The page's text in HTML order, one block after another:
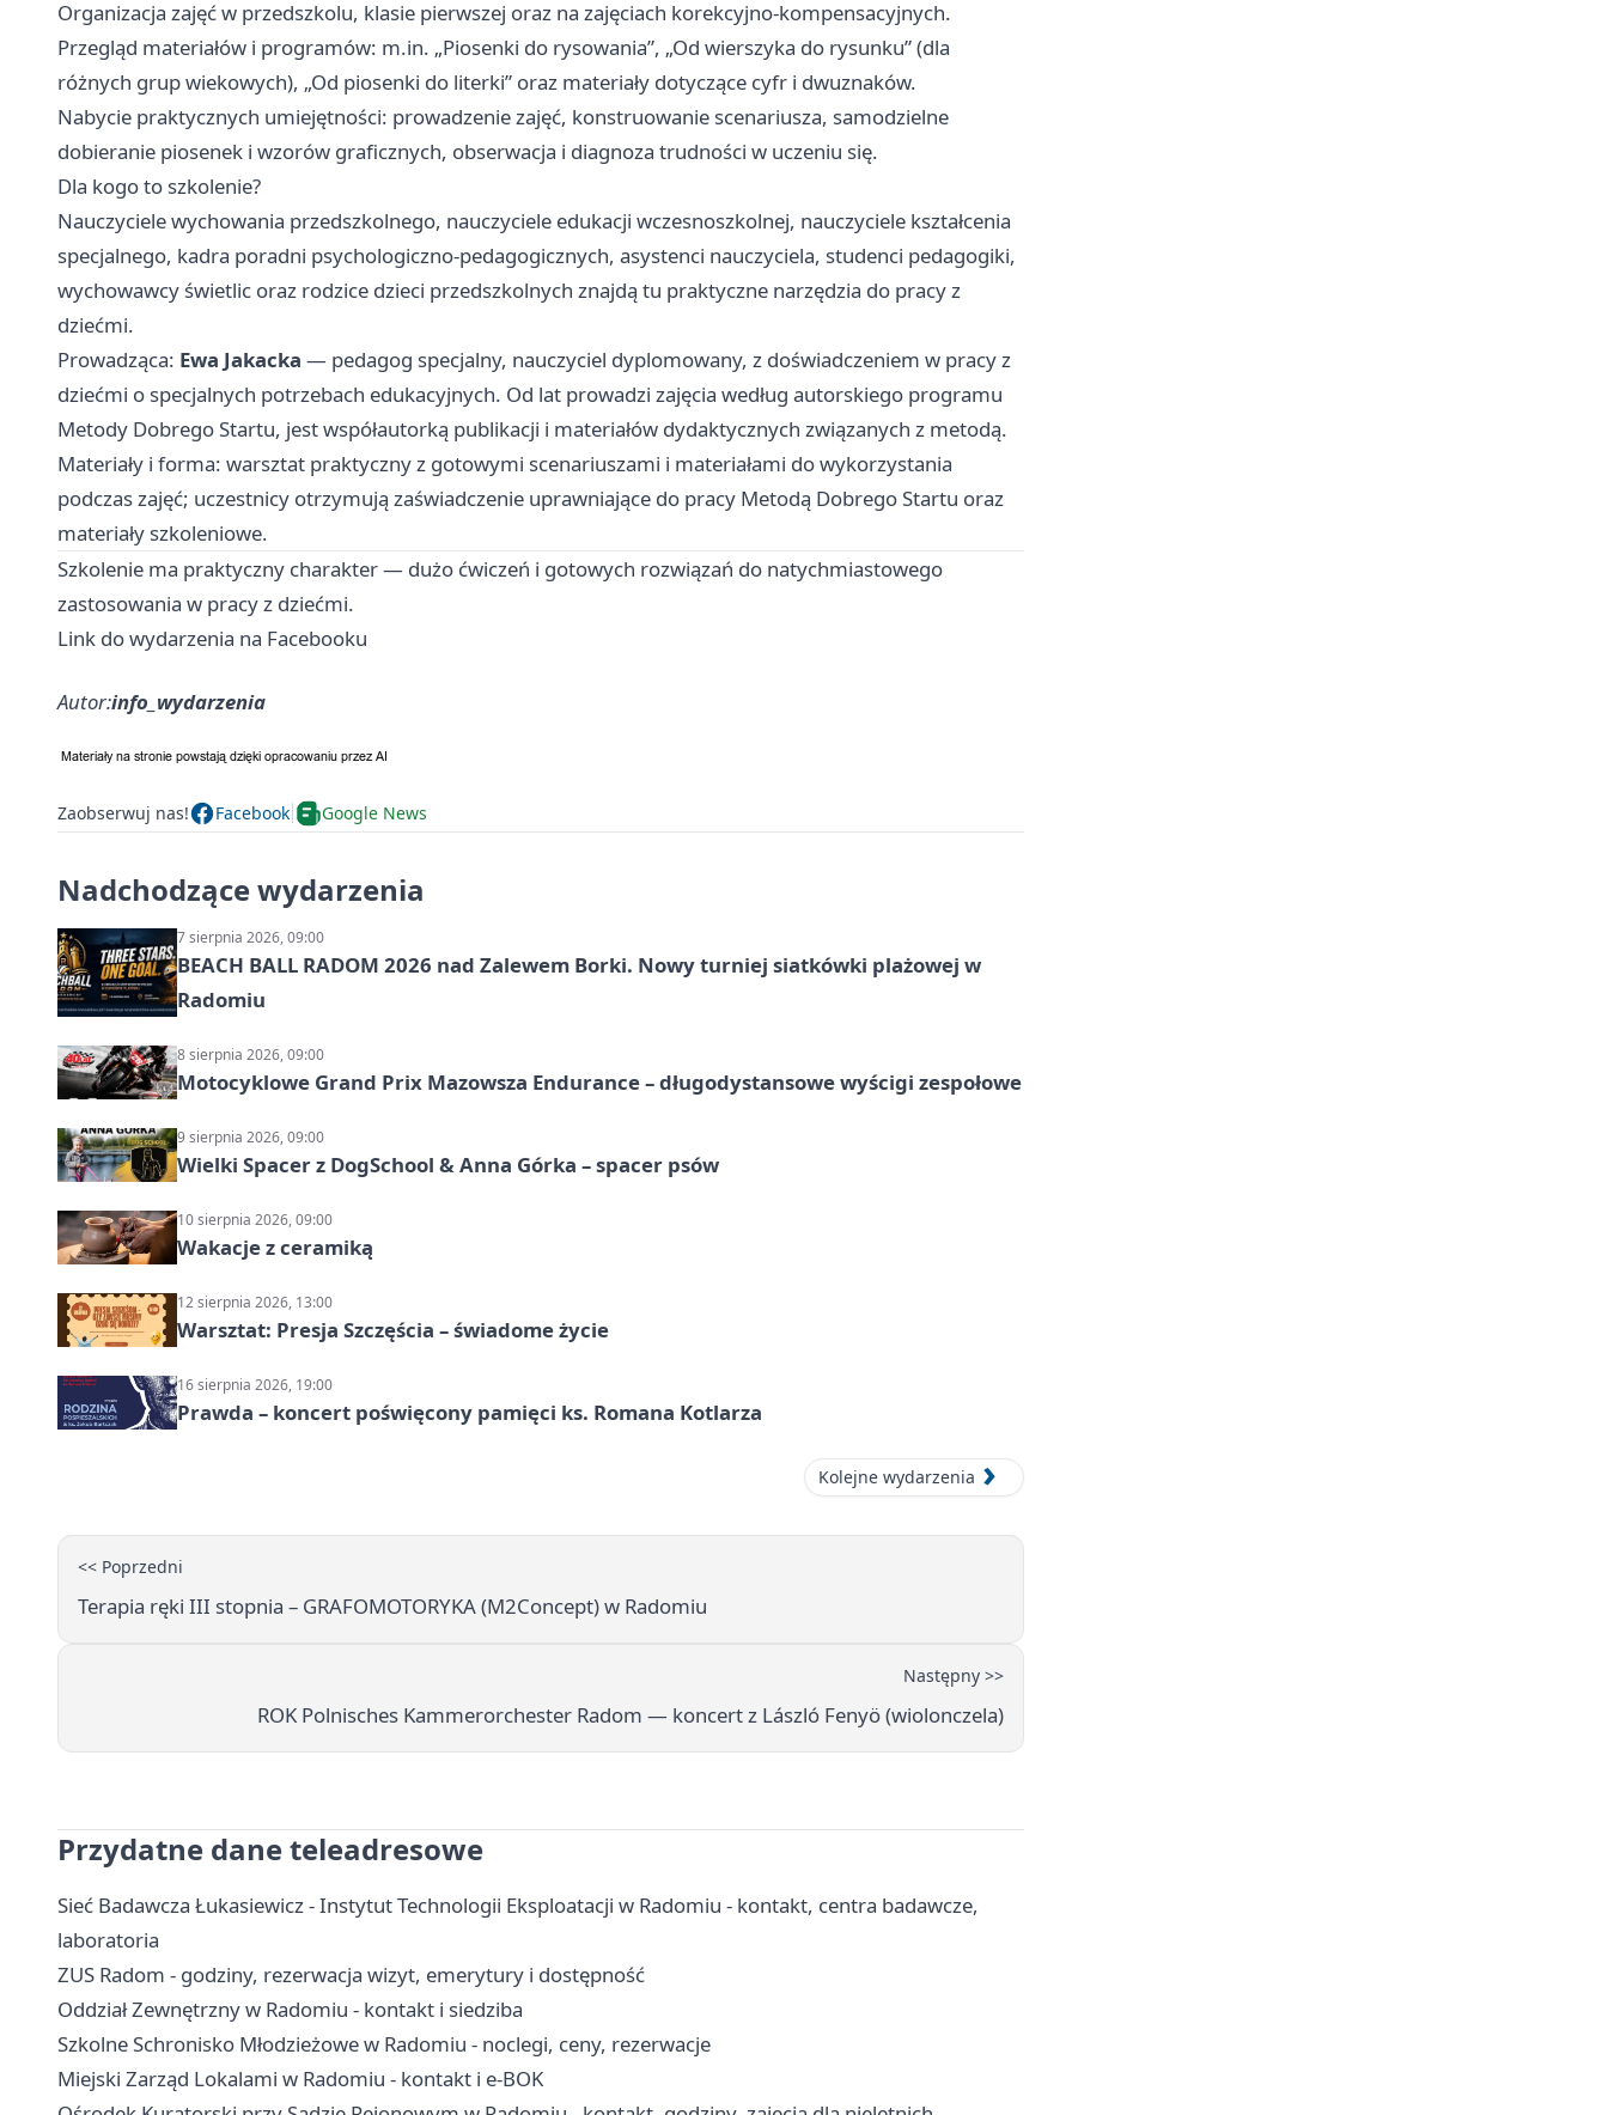
Organizacja zajęć w przedszkolu, klasie pierwszej oraz na zajęciach korekcyjno‑kompensacyjnych.
Przegląd materiałów i programów: m.in. „Piosenki do rysowania”, „Od wierszyka do rysunku” (dla
różnych grup wiekowych), „Od piosenki do literki” oraz materiały dotyczące cyfr i dwuznaków.
Nabycie praktycznych umiejętności: prowadzenie zajęć, konstruowanie scenariusza, samodzielne
dobieranie piosenek i wzorów graficznych, obserwacja i diagnoza trudności w uczeniu się.
Dla kogo to szkolenie?
Nauczyciele wychowania przedszkolnego, nauczyciele edukacji wczesnoszkolnej, nauczyciele kształcenia
specjalnego, kadra poradni psychologiczno‑pedagogicznych, asystenci nauczyciela, studenci pedagogiki,
wychowawcy świetlic oraz rodzice dzieci przedszkolnych znajdą tu praktyczne narzędzia do pracy z
dziećmi.
Prowadząca: Ewa Jakacka — pedagog specjalny, nauczyciel dyplomowany, z doświadczeniem w pracy z
dziećmi o specjalnych potrzebach edukacyjnych. Od lat prowadzi zajęcia według autorskiego programu
Metody Dobrego Startu, jest współautorką publikacji i materiałów dydaktycznych związanych z metodą.
Materiały i forma: warsztat praktyczny z gotowymi scenariuszami i materiałami do wykorzystania
podczas zajęć; uczestnicy otrzymują zaświadczenie uprawniające do pracy Metodą Dobrego Startu oraz
materiały szkoleniowe.
Szkolenie ma praktyczny charakter — dużo ćwiczeń i gotowych rozwiązań do natychmiastowego
zastosowania w pracy z dziećmi.
Link do wydarzenia na Facebooku
Autor:info_wydarzenia
Zaobserwuj nas! Facebook Google News
Nadchodzące wydarzenia
7 sierpnia 2026, 09:00
BEACH BALL RADOM 2026 nad Zalewem Borki. Nowy turniej siatkówki plażowej w
Radomiu
8 sierpnia 2026, 09:00
Motocyklowe Grand Prix Mazowsza Endurance – długodystansowe wyścigi zespołowe
9 sierpnia 2026, 09:00
Wielki Spacer z DogSchool & Anna Górka – spacer psów
10 sierpnia 2026, 09:00
Wakacje z ceramiką
12 sierpnia 2026, 13:00
Warsztat: Presja Szczęścia – świadome życie
16 sierpnia 2026, 19:00
Prawda – koncert poświęcony pamięci ks. Romana Kotlarza
Kolejne wydarzenia
<< Poprzedni
Terapia ręki III stopnia – GRAFOMOTORYKA (M2Concept) w Radomiu
Następny >>
ROK Polnisches Kammerorchester Radom — koncert z László Fenyö (wiolonczela)
Przydatne dane teleadresowe
Sieć Badawcza Łukasiewicz - Instytut Technologii Eksploatacji w Radomiu - kontakt, centra badawcze,
laboratoria
ZUS Radom - godziny, rezerwacja wizyt, emerytury i dostępność
Oddział Zewnętrzny w Radomiu - kontakt i siedziba
Szkolne Schronisko Młodzieżowe w Radomiu - noclegi, ceny, rezerwacje
Miejski Zarząd Lokalami w Radomiu - kontakt i e-BOK